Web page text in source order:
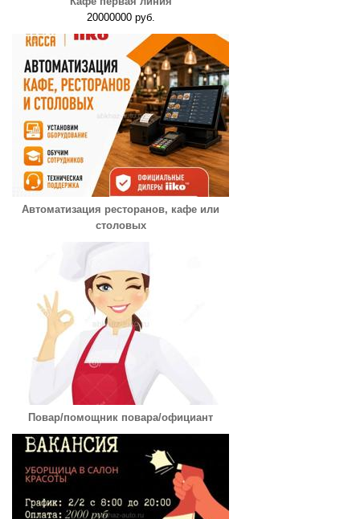
20000000 руб.
Автоматизация ресторанов, кафе или
столовых
Повар/помощник повара/официант